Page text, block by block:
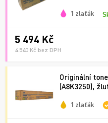
1 zlaťák
5 494 Kč
4 540 Kč bez DPH
Originální
(A8K3250),
1 zlaťák